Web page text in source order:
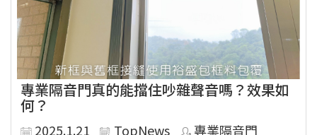
專業隔音門真的能擋住吵雜聲音嗎？效果如
何？
2025.1.21 TopNews
專業隔音門